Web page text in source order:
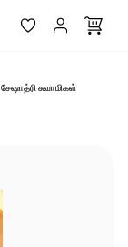
சுவாமிகள்